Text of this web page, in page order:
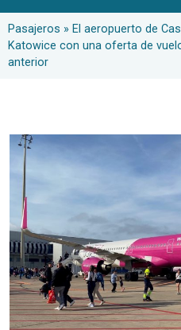
Pasajeros » El aeropuerto de
Katowice con una oferta de
anterior